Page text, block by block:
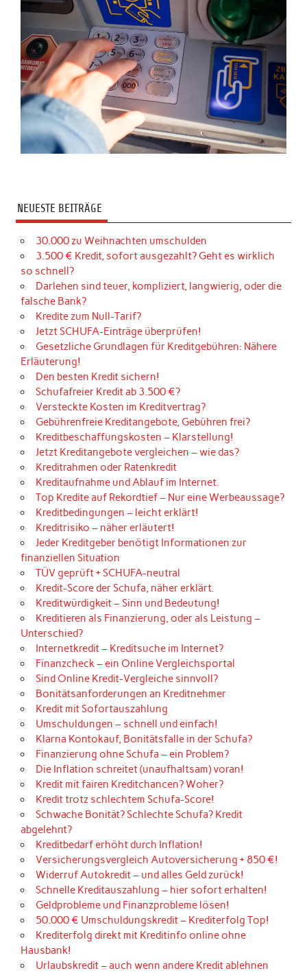
NEUESTE BEITRÄGE
30.000 zu Weihnachten umschulden
3.500 € Kredit, sofort ausgezahlt? Geht es wirklich
so schnell?
Darlehen sind teuer, kompliziert, langwierig, oder die
falsche Bank?
Kredite zum Null-Tarif?
Jetzt SCHUFA-Einträge überprüfen!
Gesetzliche Grundlagen für Kreditgebühren: Nähere
Erläuterung!
Den besten Kredit sichern!
Schufafreier Kredit ab 3.500 €?
Versteckte Kosten im Kreditvertrag?
Gebührenfreie Kreditangebote, Gebühren frei?
Kreditbeschaffungskosten – Klarstellung!
Jetzt Kreditangebote vergleichen – wie das?
Kreditrahmen oder Ratenkredit
Kreditaufnahme und Ablauf im Internet.
Top Kredite auf Rekordtief – Nur eine Werbeaussage?
Kreditbedingungen – leicht erklärt!
Kreditrisiko – näher erläutert!
Jeder Kreditgeber benötigt Informationen zur
finanziellen Situation
TÜV geprüft + SCHUFA-neutral
Kredit-Score der Schufa, näher erklärt.
Kreditwürdigkeit – Sinn und Bedeutung!
Kreditieren als Finanzierung, oder als Leistung –
Unterschied?
Internetkredit – Kreditsuche im Internet?
Finanzcheck – ein Online Vergleichsportal
Sind Online Kredit-Vergleiche sinnvoll?
Bonitätsanforderungen an Kreditnehmer
Kredit mit Sofortauszahlung
Umschuldungen – schnell und einfach!
Klarna Kontokauf, Bonitätsfalle in der Schufa?
Finanzierung ohne Schufa – ein Problem?
Die Inflation schreitet (unaufhaltsam) voran!
Kredit mit fairen Kreditchancen? Woher?
Kredit trotz schlechtem Schufa-Score!
Schwache Bonität? Schlechte Schufa? Kredit
abgelehnt?
Kreditbedarf erhöht durch Inflation!
Versicherungsvergleich Autoversicherung + 850 €!
Widerruf Autokredit – und alles Geld zurück!
Schnelle Kreditauszahlung – hier sofort erhalten!
Geldprobleme und Finanzprobleme lösen!
50.000 € Umschuldungskredit – Krediterfolg Top!
Krediterfolg direkt mit Kreditinfo online ohne
Hausbank!
Urlaubskredit – auch wenn andere Kredit ablehnen